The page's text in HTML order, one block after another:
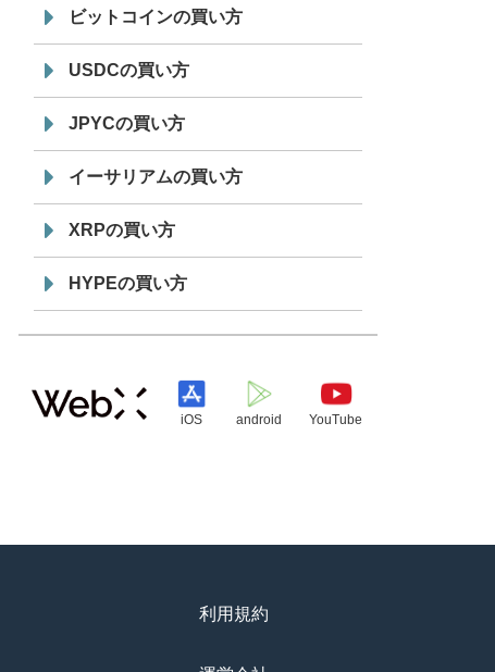
ビットコインの買い方
USDCの買い方
JPYCの買い方
イーサリアムの買い方
XRPの買い方
HYPEの買い方
iOS android YouTube
利用規約